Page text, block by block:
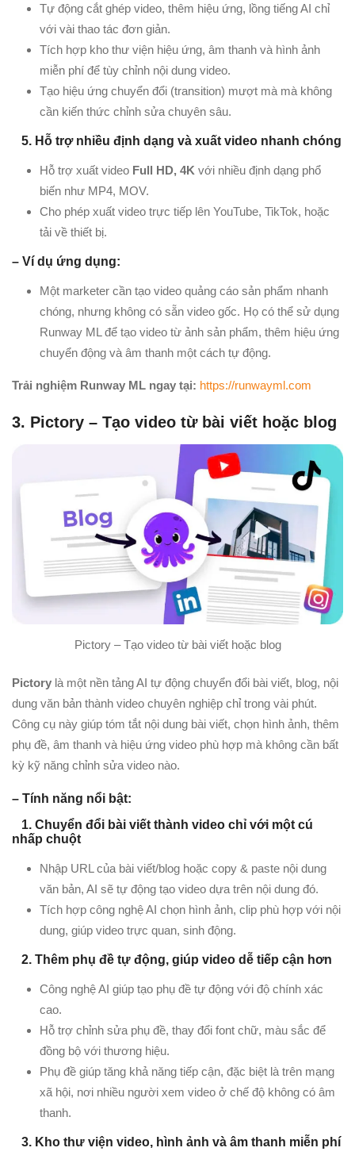
Tự động cắt ghép video, thêm hiệu ứng, lồng tiếng AI chỉ
với vài thao tác đơn giản.
Tích hợp kho thư viện hiệu ứng, âm thanh và hình ảnh
miễn phí để tùy chỉnh nội dung video.
Tạo hiệu ứng chuyển đổi (transition) mượt mà mà không
cần kiến thức chỉnh sửa chuyên sâu.
5. Hỗ trợ nhiều định dạng và xuất video nhanh chóng
Hỗ trợ xuất video Full HD, 4K với nhiều định dạng phổ
biến như MP4, MOV.
Cho phép xuất video trực tiếp lên YouTube, TikTok, hoặc
tải về thiết bị.
– Ví dụ ứng dụng:
Một marketer cần tạo video quảng cáo sản phẩm nhanh
chóng, nhưng không có sẵn video gốc. Họ có thể sử dụng
Runway ML để tạo video từ ảnh sản phẩm, thêm hiệu ứng
chuyển động và âm thanh một cách tự động.
Trải nghiệm Runway ML ngay tại: https://runwayml.com
3. Pictory – Tạo video từ bài viết hoặc blog
Pictory – Tạo video từ bài viết hoặc blog
Pictory là một nền tảng AI tự động chuyển đổi bài viết, blog, nội
dung văn bản thành video chuyên nghiệp chỉ trong vài phút.
Công cụ này giúp tóm tắt nội dung bài viết, chọn hình ảnh, thêm
phụ đề, âm thanh và hiệu ứng video phù hợp mà không cần bất
kỳ kỹ năng chỉnh sửa video nào.
– Tính năng nổi bật:
1. Chuyển đổi bài viết thành video chỉ với một cú
nhấp chuột
Nhập URL của bài viết/blog hoặc copy & paste nội dung
văn bản, AI sẽ tự động tạo video dựa trên nội dung đó.
Tích hợp công nghệ AI chọn hình ảnh, clip phù hợp với nội
dung, giúp video trực quan, sinh động.
2. Thêm phụ đề tự động, giúp video dễ tiếp cận hơn
Công nghệ AI giúp tạo phụ đề tự động với độ chính xác
cao.
Hỗ trợ chỉnh sửa phụ đề, thay đổi font chữ, màu sắc để
đồng bộ với thương hiệu.
Phụ đề giúp tăng khả năng tiếp cận, đặc biệt là trên mạng
xã hội, nơi nhiều người xem video ở chế độ không có âm
thanh.
3. Kho thư viện video, hình ảnh và âm thanh miễn phí